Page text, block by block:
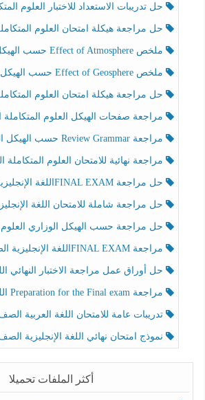
حل تدريبات الاستعداد للاختبار العلوم المتكاملة الصف
حل مراجعة هيكلة امتحان العلوم المتكاملة الصف الخامس
ملخص Effect of Atmosphere حسب الهيكل الوزاري العلوم المتكاملة الصف الخامس انسبير الفصل الثالث
ملخص Effect of Geosphere حسب الهيكل الوزاري العلوم المتكاملة الصف الخامس انسبير الفصل الثالث
حل مراجعة هيكلة امتحان العلوم المتكاملة الصف
مراجعة صفحات الهيكل العلوم المتكاملة الصف الخامس
مراجعة Review Grammar حسب الهيكل اللغة الإنجليزية الصف الخامس الفصل الثالث
مراجعة نهائية للامتحان العلوم المتكاملة الصف
حل مراجعة FINAL EXAMاللغة الإنجليزية الصف الخامس الفصل الثالث
حل مراجعة شاملة للامتحان اللغة الإنجليزية الصف
حل مراجعة حسب الهيكل الوزاري العلوم المتكاملة الصف
مراجعة FINAL EXAMاللغة الإنجليزية الصف الخامس الفصل الثالث
حل أوراق عمل مراجعة الاختبار النهائي اللغة الإنجليزية
مراجعة Preparation for the Final exam اللغة الإنجليزية الصف الرابع الفصل الثالث
تدريبات عامة للامتحان اللغة العربية الصف
نموذج امتحان نهائي اللغة الإنجليزية الصف
أكثر الملفات تحميلا